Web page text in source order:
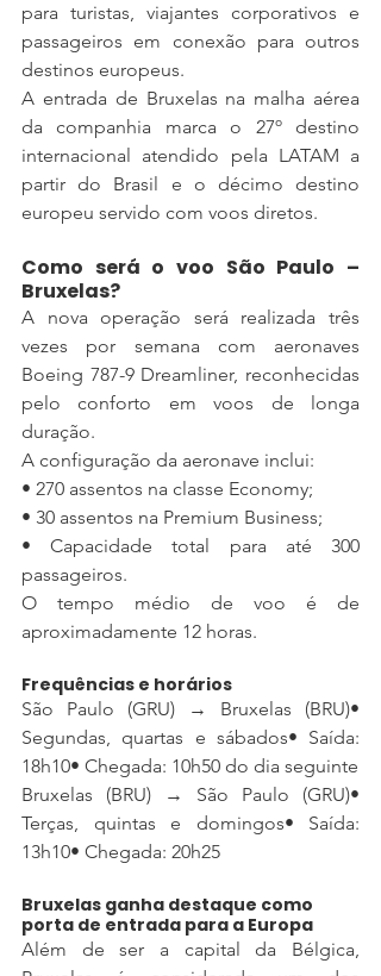
para turistas, viajantes corporativos e
passageiros em conexão para outros
destinos europeus.
A entrada de Bruxelas na malha aérea
da companhia marca o 27º destino
internacional atendido pela LATAM a
partir do Brasil e o décimo destino
europeu servido com voos diretos.
Como será o voo São Paulo –
Bruxelas?
A nova operação será realizada três
vezes por semana com aeronaves
Boeing 787-9 Dreamliner, reconhecidas
pelo conforto em voos de longa
duração.
A configuração da aeronave inclui:
• 270 assentos na classe Economy;
• 30 assentos na Premium Business;
• Capacidade total para até 300
passageiros.
O tempo médio de voo é de
aproximadamente 12 horas.
Frequências e horários
São Paulo (GRU) → Bruxelas (BRU)•
Segundas, quartas e sábados• Saída:
18h10• Chegada: 10h50 do dia seguinte
Bruxelas (BRU) → São Paulo (GRU)•
Terças, quintas e domingos• Saída:
13h10• Chegada: 20h25
Bruxelas ganha destaque como
porta de entrada para a Europa
Além de ser a capital da Bélgica,